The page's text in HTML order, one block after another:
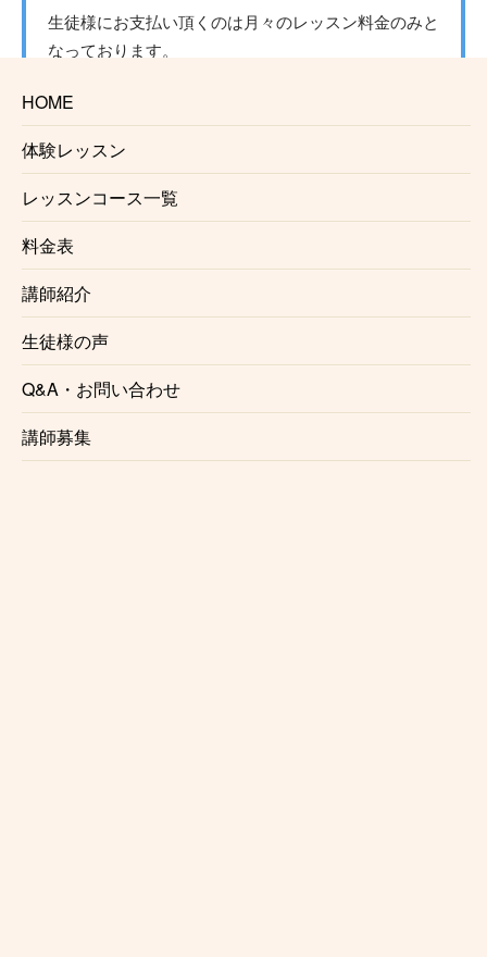
HOME
体験レッスン
レッスンコース一覧
料金表
講師紹介
生徒様の声
Q&A・お問い合わせ
講師募集
生徒様にお支払い頂くのは月々のレッスン料金のみと
なっております。
ん。
がございます。
☆レッスン場所の相談可
祖師ヶ谷大蔵ギター教室の講師は指定の音楽スタジオ
以外にも様々な場所でレッスンを行なっております。
通ってみたいけど場所が…という方はぜひ一度ご相談
ください。講師との都合が合えばご希望の場所でレッ
スンする事が可能でございます。また出張レッスンを
ご希望の方もご相談ください。
※場所によりお断りさせていただく事がございます。